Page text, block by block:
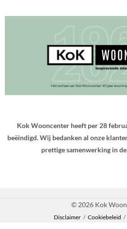
Kok Wooncenter heeft per 28
beëindigd. Wij bedanken al onze
prettige samenwerking in
© 2026 Kok
Disclaimer / Cookiebeleid /